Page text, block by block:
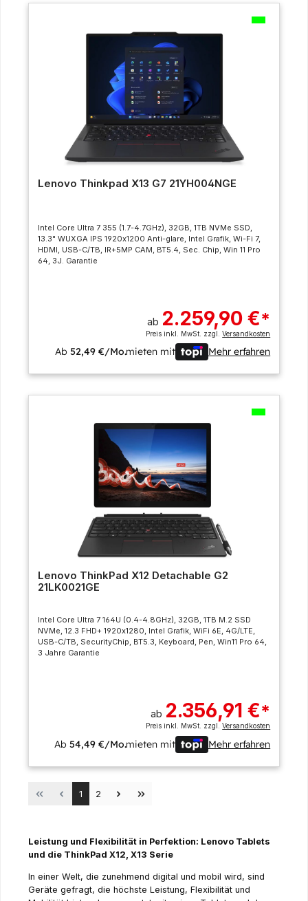
Lenovo Thinkpad X13 G7 21YH004NGE
Intel Core Ultra 7 355 (1.7-4.7GHz), 32GB, 1TB NVMe SSD,
13.3" WUXGA IPS 1920x1200 Anti-glare, Intel Grafik, Wi-Fi 7,
HDMI, USB-C/TB, IR+5MP CAM, BT5.4, Sec. Chip, Win 11 Pro
64, 3J. Garantie
ab 2.259,90 €*
Preis inkl. MwSt. zzgl.Versandkosten
Ab52,49 €/Mo.mieten mit Mehr erfahren
Lenovo ThinkPad X12 Detachable G2
21LK0021GE
Intel Core Ultra 7 164U (0.4-4.8GHz), 32GB, 1TB M.2 SSD
NVMe, 12.3 FHD+ 1920x1280, Intel Grafik, WiFi 6E, 4G/LTE,
USB-C/TB, SecurityChip, BT5.3, Keyboard, Pen, Win11 Pro 64,
3 Jahre Garantie
ab 2.356,91 €*
Preis inkl. MwSt. zzgl.Versandkosten
Ab54,49 €/Mo.mieten mit Mehr erfahren
Seite
1 Seite
2
Leistung und Flexibilität in Perfektion: Lenovo Tablets
und die ThinkPad X12, X13 Serie
In einer Welt, die zunehmend digital und mobil wird, sind
Geräte gefragt, die höchste Leistung, Flexibilität und